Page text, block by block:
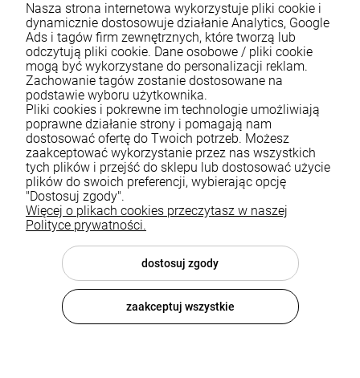
Pomoc
Moje konto
Płatności i dostawa
Informacje
Nasza strona internetowa wykorzystuje pliki cookie i
dynamicznie dostosowuje działanie Analytics, Google
Ads i tagów firm zewnętrznych, które tworzą lub
odczytują pliki cookie. Dane osobowe / pliki cookie
mogą być wykorzystane do personalizacji reklam.
Zachowanie tagów zostanie dostosowane na
podstawie wyboru użytkownika.
Pliki cookies i pokrewne im technologie umożliwiają
poprawne działanie strony i pomagają nam
dostosować ofertę do Twoich potrzeb. Możesz
zaakceptować wykorzystanie przez nas wszystkich
tych plików i przejść do sklepu lub dostosować użycie
plików do swoich preferencji, wybierając opcję
"Dostosuj zgody".
Więcej o plikach cookies przeczytasz w naszej
Polityce prywatności.
dostosuj zgody
zaakceptuj wszystkie